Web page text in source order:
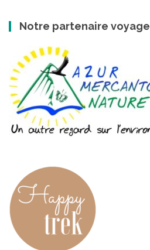
Notre partenaire voyage